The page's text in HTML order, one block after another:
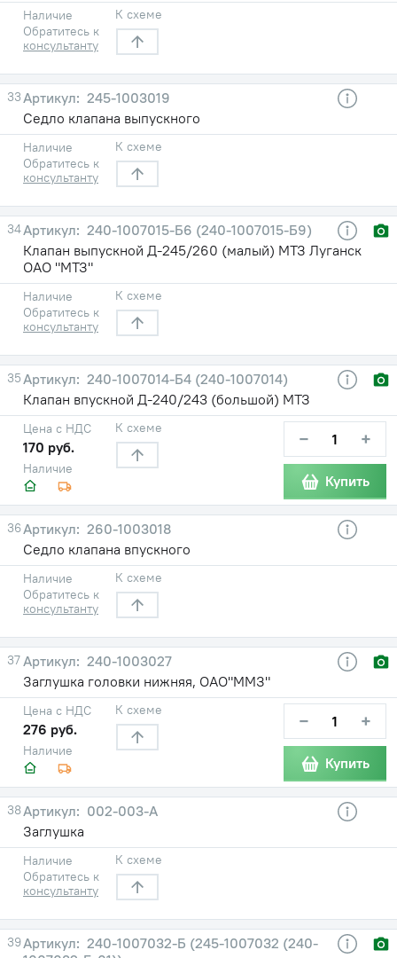
Наличие
Обратитесь к
консультанту
К схеме
33
245-1003019
Седло клапана выпускного
Наличие
Обратитесь к
консультанту
К схеме
34
240-1007015-Б6 (240-1007015-Б9)
Клапан выпускной Д-245/260 (малый) МТЗ Луганск
ОАО "МТЗ"
Наличие
Обратитесь к
консультанту
К схеме
35
240-1007014-Б4 (240-1007014)
Клапан впускной Д-240/243 (большой) МТЗ
Наличие
Цена с НДС
170 руб.
К схеме − +
Купить
36
260-1003018
Седло клапана впускного
Наличие
Обратитесь к
консультанту
К схеме
37
240-1003027
Заглушка головки нижняя, ОАО"ММЗ"
Наличие
Цена с НДС
276 руб.
К схеме − +
Купить
38
002-003-А
Заглушка
Наличие
Обратитесь к
консультанту
К схеме
39
240-1007032-Б (245-1007032 (240-